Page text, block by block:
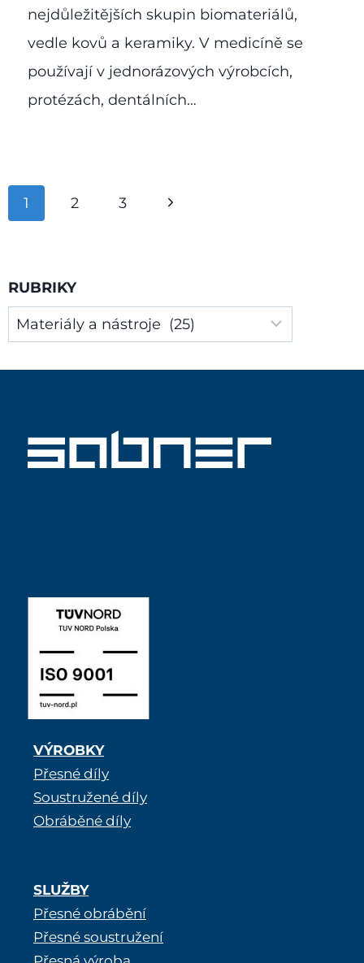
nejdůležitějších skupin biomateriálů,
vedle kovů a keramiky. V medicíně se
používají v jednorázových výrobcích,
protézách, dentálních…
Navigace
1 2 3
Další
RUBRIKY
Rubriky
VÝROBKY
Přesné díly
Soustružené díly
Obráběné díly
SLUŽBY
Přesné obrábění
Přesné soustružení